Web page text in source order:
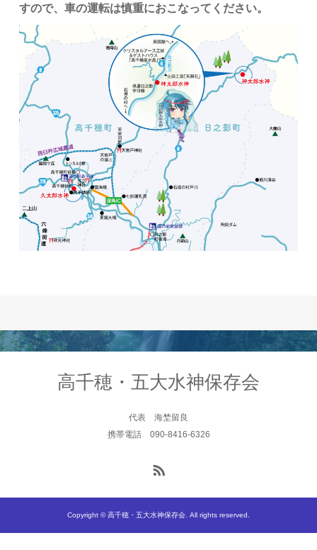
すので、車の運転は慎重におこなってください。
高千穂・五大水神保存会
代表 海埜留良
携帯電話 090-8416-6326
Copyright © 高千穂・五大水神保存会. All rights reserved.